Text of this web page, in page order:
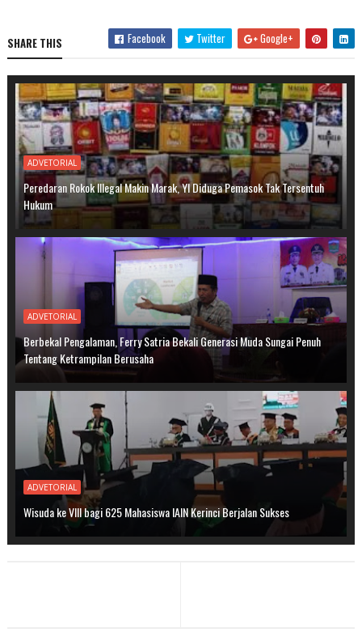
SHARE THIS Facebook Twitter Google+
ADVETORIAL
Peredaran Rokok Illegal Makin Marak, YI Diduga Pemasok Tak Tersentuh
Hukum
ADVETORIAL
Berbekal Pengalaman, Ferry Satria Bekali Generasi Muda Sungai Penuh
Tentang Ketrampilan Berusaha
ADVETORIAL
Wisuda ke VIII bagi 625 Mahasiswa IAIN Kerinci Berjalan Sukses